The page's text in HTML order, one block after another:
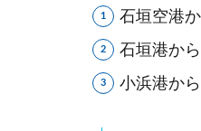
ま
で
の
行
石垣空港
石垣港か
小浜港か